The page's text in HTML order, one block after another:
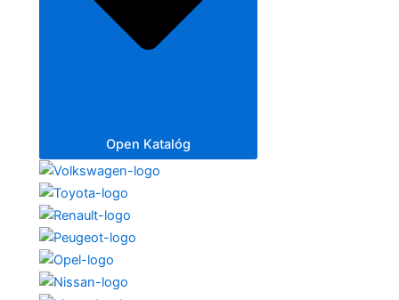
Open Katalóg